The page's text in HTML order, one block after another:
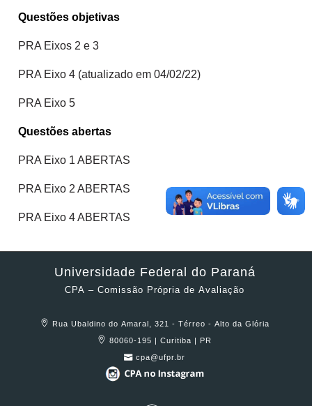
Questões objetivas
PRA Eixos 2 e 3
PRA Eixo 4 (atualizado em 04/02/22)
PRA Eixo 5
Questões abertas
PRA Eixo 1 ABERTAS
PRA Eixo 2 ABERTAS
PRA Eixo 4 ABERTAS
Universidade Federal do Paraná
CPA – Comissão Própria de Avaliação
Rua Ubaldino do Amaral, 321 - Térreo - Alto da Glória
80060-195 | Curitiba | PR
cpa@ufpr.br